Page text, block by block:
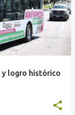
logro histórico